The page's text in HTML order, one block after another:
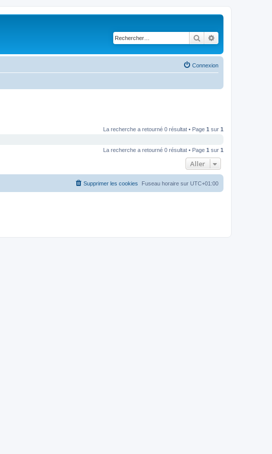
Rechercher
Connexion
La recherche a retourné 0 résultat • Page 1 sur 1
La recherche a retourné 0 résultat • Page 1 sur 1
Aller
Fuseau horaire sur UTC+01:00
Supprimer les cookies